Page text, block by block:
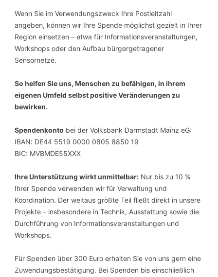
Wenn Sie im Verwendungszweck Ihre Postleitzahl
angeben, können wir Ihre Spende möglichst gezielt in Ihrer
Region einsetzen – etwa für Informationsveranstaltungen,
Workshops oder den Aufbau bürgergetragener
Sensornetze.
So helfen Sie uns, Menschen zu befähigen, in ihrem
eigenen Umfeld selbst positive Veränderungen zu
bewirken.
Spendenkonto bei der Volksbank Darmstadt Mainz eG:
IBAN: DE44 5519 0000 0805 8850 19
BIC: MVBMDE55XXX
Ihre Unterstützung wirkt unmittelbar: Nur bis zu 10 %
Ihrer Spende verwenden wir für Verwaltung und
Koordination. Der weitaus größte Teil fließt direkt in unsere
Projekte – insbesondere in Technik, Ausstattung sowie die
Durchführung von Informationsveranstaltungen und
Workshops.
Für Spenden über 300 Euro erhalten Sie von uns gern eine
Zuwendungsbestätigung. Bei Spenden bis einschließlich